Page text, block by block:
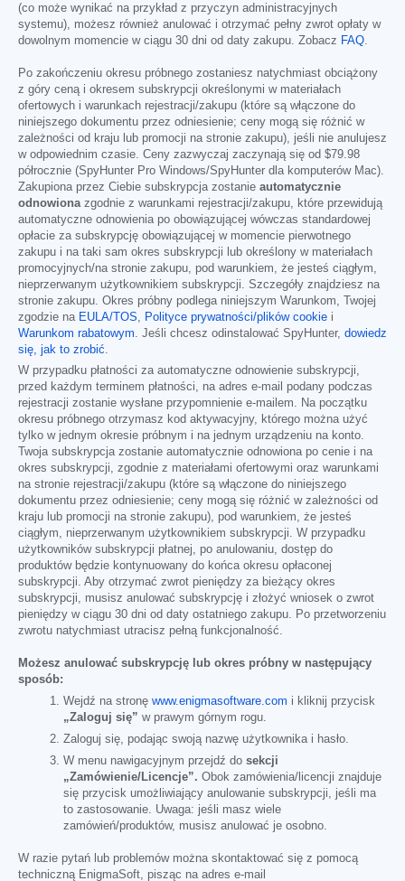
(co może wynikać na przykład z przyczyn administracyjnych
systemu), możesz również anulować i otrzymać pełny zwrot opłaty w
dowolnym momencie w ciągu 30 dni od daty zakupu. Zobacz FAQ
Po zakończeniu okresu próbnego zostaniesz natychmiast obciążony
z góry ceną i okresem subskrypcji określonymi w materiałach
ofertowych i warunkach rejestracji/zakupu (które są włączone do
niniejszego dokumentu przez odniesienie; ceny mogą się różnić w
zależności od kraju lub promocji na stronie zakupu), jeśli nie anulujesz
w odpowiednim czasie. Ceny zazwyczaj zaczynają się od $79.98
półrocznie (SpyHunter Pro Windows/SpyHunter dla komputerów Mac).
Zakupiona przez Ciebie subskrypcja zostanie automatycznie
odnowiona zgodnie z warunkami rejestracji/zakupu, które przewidują
automatyczne odnowienia po obowiązującej wówczas standardowej
opłacie za subskrypcję obowiązującej w momencie pierwotnego
zakupu i na taki sam okres subskrypcji lub określony w materiałach
promocyjnych/na stronie zakupu, pod warunkiem, że jesteś ciągłym,
nieprzerwanym użytkownikiem subskrypcji. Szczegóły znajdziesz na
stronie zakupu. Okres próbny podlega niniejszym Warunkom, Twojej
zgodzie na EULA/TOS Polityce prywatności/plików cookie i
Warunkom rabatowym . Jeśli chcesz odinstalować SpyHunter, dowiedz
się, jak to zrobić
W przypadku płatności za automatyczne odnowienie subskrypcji,
przed każdym terminem płatności, na adres e-mail podany podczas
rejestracji zostanie wysłane przypomnienie e-mailem. Na początku
okresu próbnego otrzymasz kod aktywacyjny, którego można użyć
tylko w jednym okresie próbnym i na jednym urządzeniu na konto.
Twoja subskrypcja zostanie automatycznie odnowiona po cenie i na
okres subskrypcji, zgodnie z materiałami ofertowymi oraz warunkami
na stronie rejestracji/zakupu (które są włączone do niniejszego
dokumentu przez odniesienie; ceny mogą się różnić w zależności od
kraju lub promocji na stronie zakupu), pod warunkiem, że jesteś
ciągłym, nieprzerwanym użytkownikiem subskrypcji. W przypadku
użytkowników subskrypcji płatnej, po anulowaniu, dostęp do
produktów będzie kontynuowany do końca okresu opłaconej
subskrypcji. Aby otrzymać zwrot pieniędzy za bieżący okres
subskrypcji, musisz anulować subskrypcję i złożyć wniosek o zwrot
pieniędzy w ciągu 30 dni od daty ostatniego zakupu. Po przetworzeniu
zwrotu natychmiast utracisz pełną funkcjonalność.
Możesz anulować subskrypcję lub okres próbny w następujący
sposób:
Wejdź na stronę www.enigmasoftware.com i kliknij przycisk
„Zaloguj się” w prawym górnym rogu.
Zaloguj się, podając swoją nazwę użytkownika i hasło.
W menu nawigacyjnym przejdź do sekcji
„Zamówienie/Licencje”. Obok zamówienia/licencji znajduje
się przycisk umożliwiający anulowanie subskrypcji, jeśli ma
to zastosowanie. Uwaga: jeśli masz wiele
zamówień/produktów, musisz anulować je osobno.
W razie pytań lub problemów można skontaktować się z pomocą
techniczną EnigmaSoft, pisząc na adres e-mail